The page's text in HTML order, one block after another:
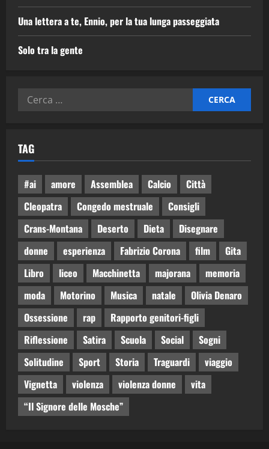
Una lettera a te, Ennio, per la tua lunga passeggiata
Solo tra la gente
TAG
#ai amore Assemblea Calcio
Città
Cleopatra
Congedo mestruale
Consigli
Crans-Montana
Deserto Dieta
Disegnare
donne
esperienza Fabrizio Corona film
Gita
Libro
liceo Macchinetta majorana
memoria
moda
Motorino Musica natale
Olivia Denaro
Ossessione
rap
Rapporto genitori-figli
Riflessione
Satira Scuola Social
Sogni
Solitudine
Sport Storia Traguardi
viaggio
Vignetta
violenza violenza donne
vita
“Il Signore delle Mosche”